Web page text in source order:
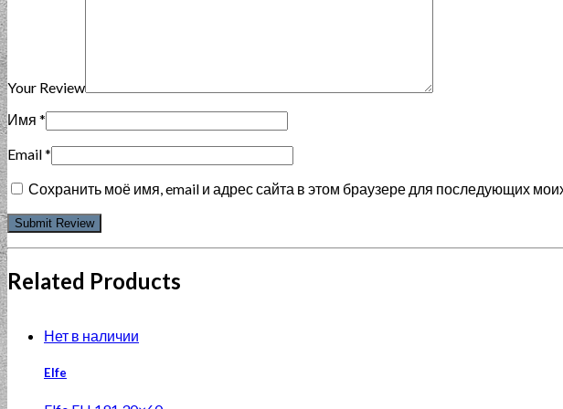
Your Review
Имя *
Email*
Сохранить моё имя, email и адрес сайта в этом браузере для последующих
Related Products
Нет в наличии
Elfe